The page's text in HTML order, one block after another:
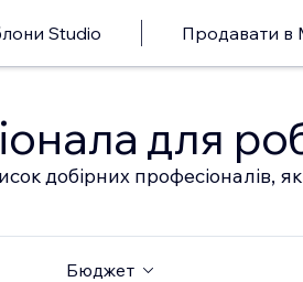
Studio Продавати в
для
добірних професіоналів,
Бюджет